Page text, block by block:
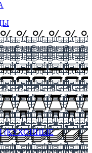
(КУХОННЫЕ